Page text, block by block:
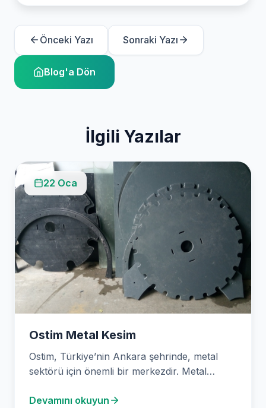
Önceki Yazı Sonraki Yazı
Blog'a Dön
İlgili Yazılar
22 Oca
Ostim Metal Kesim
Ostim, Türkiye’nin Ankara şehrinde, metal
sektörü için önemli bir merkezdir. Metal
Devamını okuyun